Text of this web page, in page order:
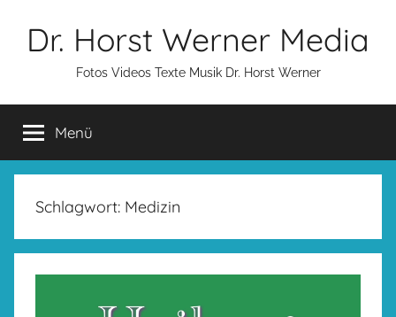
InhaltDr. Horst Werner Media
Fotos Videos Texte Musik Dr. Horst Werner
Menü
Schlagwort: Medizin